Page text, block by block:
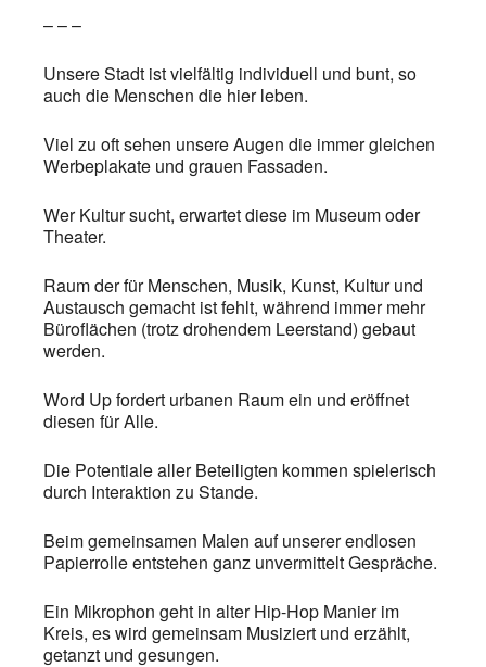
– – –
Unsere Stadt ist vielfältig individuell und bunt, so
auch die Menschen die hier leben.
Viel zu oft sehen unsere Augen die immer gleichen
Werbeplakate und grauen Fassaden.
Wer Kultur sucht, erwartet diese im Museum oder
Theater.
Raum der für Menschen, Musik, Kunst, Kultur und
Austausch gemacht ist fehlt, während immer mehr
Büroflächen (trotz drohendem Leerstand) gebaut
werden.
Word Up fordert urbanen Raum ein und eröffnet
diesen für Alle.
Die Potentiale aller Beteiligten kommen spielerisch
durch Interaktion zu Stande.
Beim gemeinsamen Malen auf unserer endlosen
Papierrolle entstehen ganz unvermittelt Gespräche.
Ein Mikrophon geht in alter Hip-Hop Manier im
Kreis, es wird gemeinsam Musiziert und erzählt,
getanzt und gesungen.